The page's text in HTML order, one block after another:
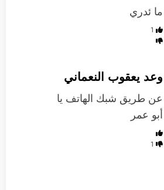
ما ئدري
1
وعد يعقوب النعماني
عن طريق شبك الهاتف يا
أبو عمر
1